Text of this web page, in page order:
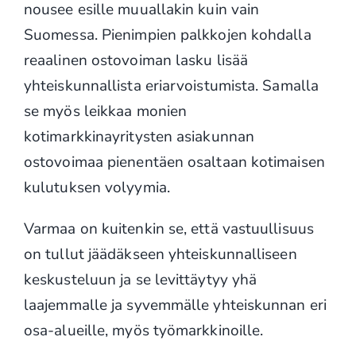
nousee esille muuallakin kuin vain
Suomessa. Pienimpien palkkojen kohdalla
reaalinen ostovoiman lasku lisää
yhteiskunnallista eriarvoistumista. Samalla
se myös leikkaa monien
kotimarkkinayritysten asiakunnan
ostovoimaa pienentäen osaltaan kotimaisen
kulutuksen volyymia.
Varmaa on kuitenkin se, että vastuullisuus
on tullut jäädäkseen yhteiskunnalliseen
keskusteluun ja se levittäytyy yhä
laajemmalle ja syvemmälle yhteiskunnan eri
osa-alueille, myös työmarkkinoille.